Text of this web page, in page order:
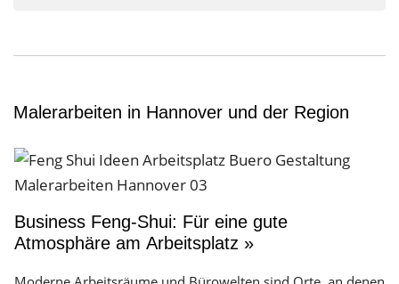
Malerarbeiten in Hannover und der Region
Business Feng-Shui: Für eine gute
Atmosphäre am Arbeitsplatz »